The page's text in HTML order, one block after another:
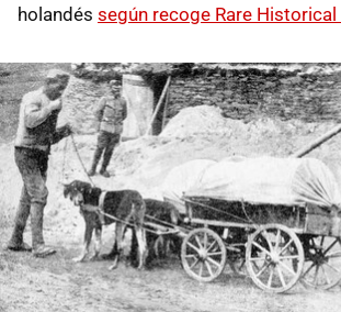
holandés según recoge Rare